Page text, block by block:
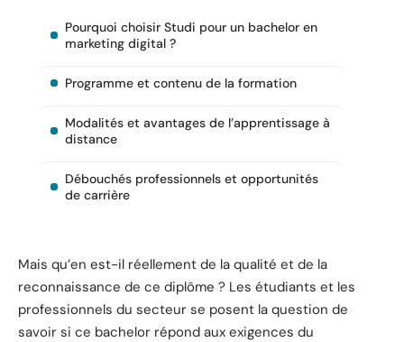
Pourquoi choisir Studi pour un bachelor en
marketing digital ?
Programme et contenu de la formation
Modalités et avantages de l’apprentissage à
distance
Débouchés professionnels et opportunités
de carrière
Mais qu’en est-il réellement de la qualité et de la
reconnaissance de ce diplôme ? Les étudiants et les
professionnels du secteur se posent la question de
savoir si ce bachelor répond aux exigences du